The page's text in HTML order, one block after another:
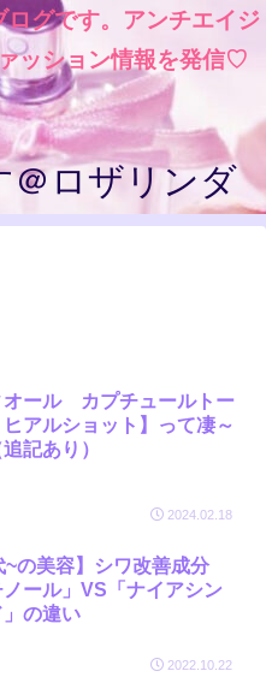
グです。アンチエイジ
ッション情報を発信♡
＠ロザリンダ
オール カプチュールトー
アルショット】って凄～
記あり）
2024.02.18
~の美容】シワ改善成分
ノール」VS「ナイアシン
の違い
2022.10.22